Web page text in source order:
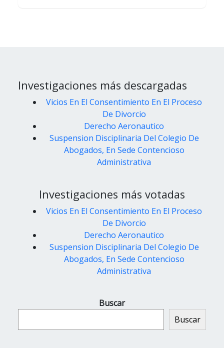
Investigaciones más descargadas
Vicios En El Consentimiento En El Proceso
De Divorcio
Derecho Aeronautico
Suspension Disciplinaria Del Colegio De
Abogados, En Sede Contencioso
Administrativa
Investigaciones más votadas
Vicios En El Consentimiento En El Proceso
De Divorcio
Derecho Aeronautico
Suspension Disciplinaria Del Colegio De
Abogados, En Sede Contencioso
Administrativa
Buscar
Buscar